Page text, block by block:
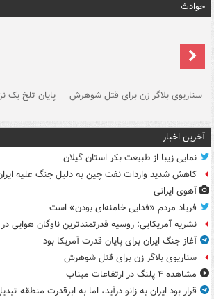
حوادث
سناریوی بلاگر زن برای قتل شوهرش پایان تلخ یک
آخرین اخبار
نمایی زیبا از طبیعت بکر استان گیلان
کاهش شدید واردات نفت چین به دلیل جنگ علیه
آهوی ایرانی
فریاد مردم «فدایی خامنه‌ای بودن» است
نشریه آمریکایی: روسیه قدرتمندترین ناوگان هوایی در
آغاز جنگ ایران برای پایان قدرت آمریکا بود
سناریوی بلاگر زن برای قتل شوهرش
مشاهده ۴ پلنگ در ارتفاعات میناب
قرار بود ایران به زانو درآید، اما به ابرقدرت منطقه